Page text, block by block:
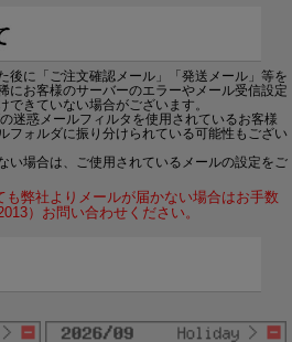
後に「ご注文確認メール」「発送メール」等を
にお客様のサーバーのエラーやメール受信設定
きていない場合がございます。
迷惑メールフィルタを使用されているお客様
フォルダに振り分けられている可能性もござい
い場合は、ご使用されているメールの設定をご
弊社よりメールが届かない場合はお手数
）お問い合わせください。